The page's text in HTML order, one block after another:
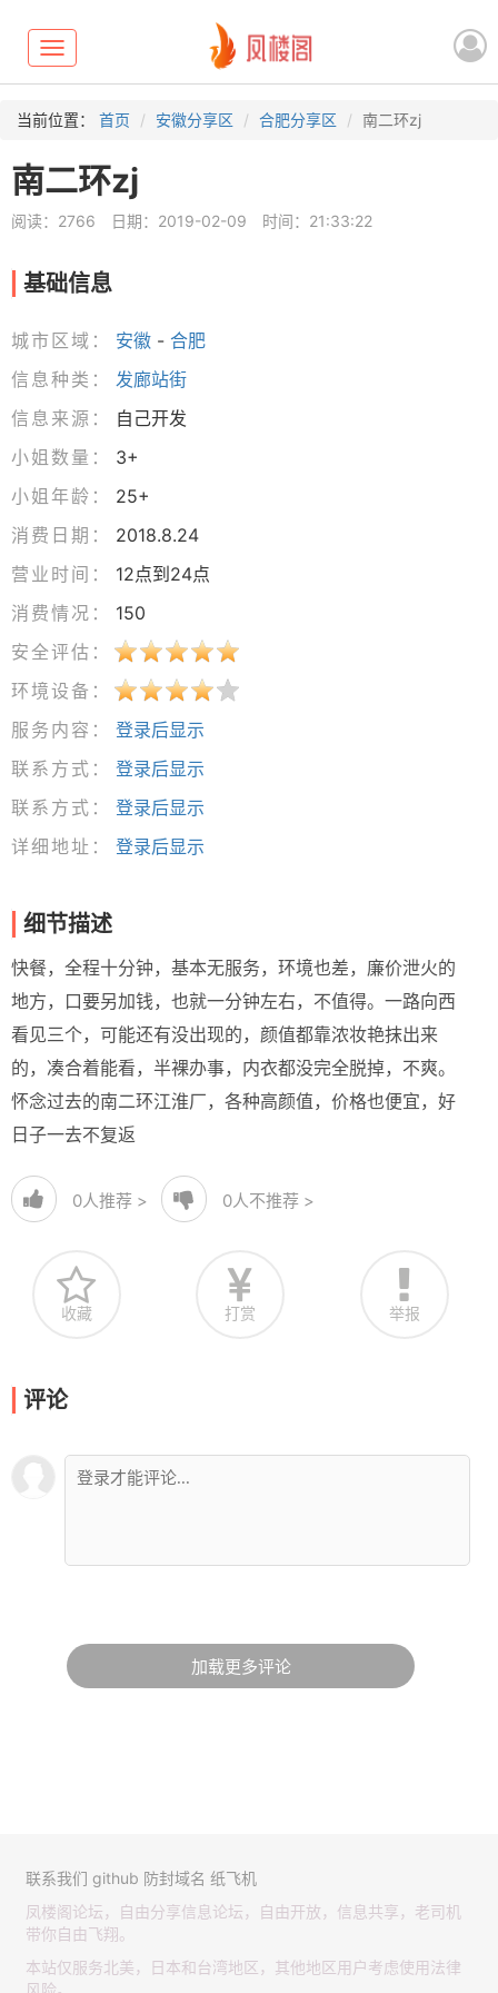
Toggle
navigation
当前位置： 首页 安徽分享区 合肥分享区 南二环zj
南二环zj
阅读：2766 日期：2019-02-09 时间：21:33:22
基础信息
城市区域： 安徽 - 合肥
信息种类：
发廊站街
信息来源：
自己开发
小姐数量：
3+
小姐年龄：
25+
消费日期：
2018.8.24
营业时间：
12点到24点
消费情况：
150
安全评估：
环境设备：
服务内容：
登录后显示
联系方式：
登录后显示
联系方式：
登录后显示
详细地址：
登录后显示
细节描述
快餐，全程十分钟，基本无服务，环境也差，廉价泄火的
地方，口要另加钱，也就一分钟左右，不值得。一路向西
看见三个，可能还有没出现的，颜值都靠浓妆艳抹出来
的，凑合着能看，半裸办事，内衣都没完全脱掉，不爽。
怀念过去的南二环江淮厂，各种高颜值，价格也便宜，好
日子一去不复返
0人推荐 > 0人不推荐 >
收藏 打赏 举报
评论
加载更多评论
联系我们 github 防封域名 纸飞机
凤楼阁论坛，自由分享信息论坛，自由开放，信息共享，老司机
带你自由飞翔。
本站仅服务北美，日本和台湾地区，其他地区用户考虑使用法律
风险。